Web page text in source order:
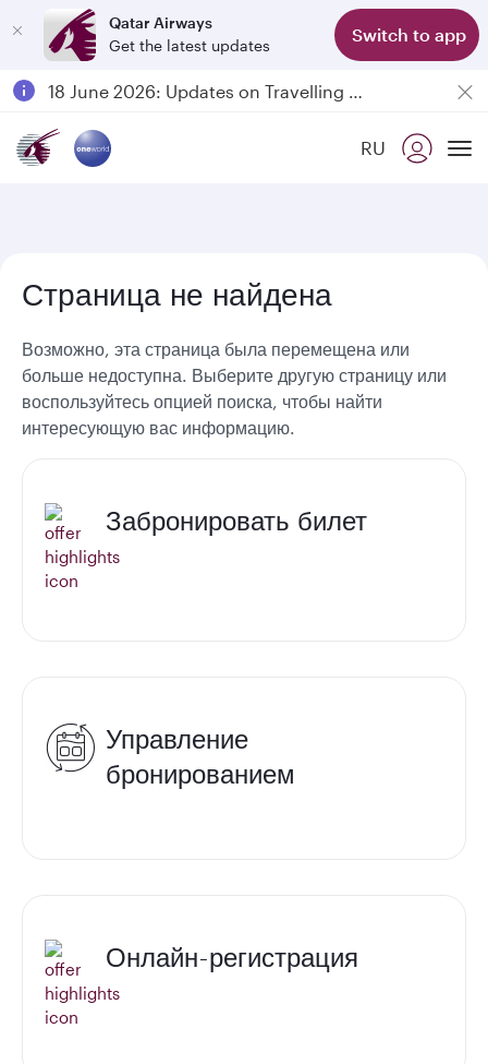
Qatar Airways
Get the latest updates
Switch to app
Passengers flying between Doha and Auckland on QR914 and QR915
18 June 2026: Updates on Travelling with Power Banks
RU
Страница не найдена
Возможно, эта страница была перемещена или
больше недоступна. Выберите другую страницу или
воспользуйтесь опцией поиска, чтобы найти
интересующую вас информацию.
Забронировать билет
Управление
бронированием
Онлайн-регистрация